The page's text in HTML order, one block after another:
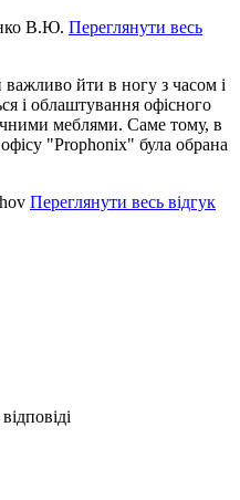
В.Ю. Переглянути весь
важливо йти в ногу з часом і
і облаштування офісного
меблями. Саме тому, в
"Prophonix" була обрана
Переглянути весь відгук